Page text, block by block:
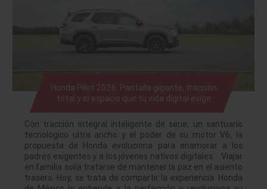
Honda Pilot 2026: Pantalla gigante, tracción
total y el espacio que tu vida digital exige
Con tracción integral inteligente de serie, un santuario
tecnológico ultra ancho y el poder de su motor V6, la
propuesta de Honda evoluciona para enamorar a los
padres exigentes y a los jóvenes nativos digitales. Viajar
en familia solía tratarse de mantener la paz en el asiento
trasero. Hoy, se trata de compartir la experiencia. Honda